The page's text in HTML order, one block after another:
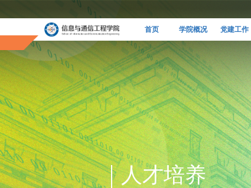
首页 学院概况 党建工作
人才培养